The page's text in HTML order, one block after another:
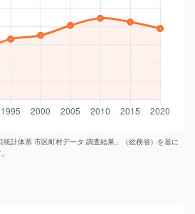
計体系 市区町村データ 調査結果」（総務省）を基に